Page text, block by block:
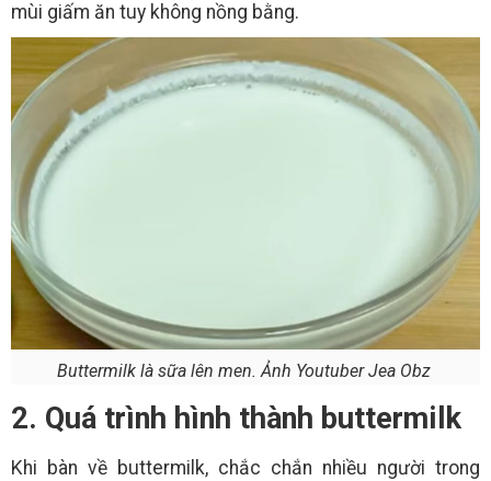
mùi giấm ăn tuy không nồng bằng.
Buttermilk là sữa lên men. Ảnh Youtuber Jea Obz
2. Quá trình hình thành buttermilk
Khi bàn về buttermilk, chắc chắn nhiều người trong